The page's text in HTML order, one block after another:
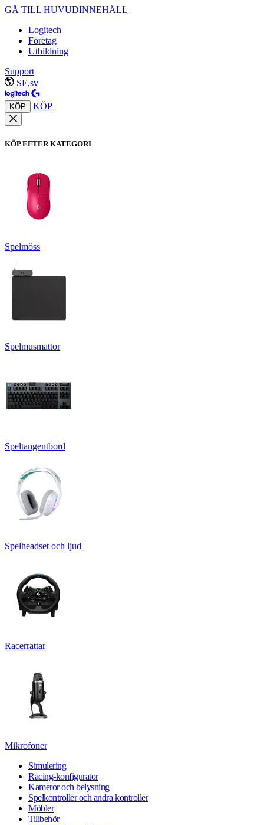
GÅ TILL HUVUDINNEHÅLL
Logitech
Företag
Utbildning
Support
SE,sv
KÖP KÖP
KÖP EFTER KATEGORI
Spelmöss
Spelmusmattor
Speltangentbord
Spelheadset och ljud
Racerrattar
Mikrofoner
Simulering
Racing-konfigurator
Kameror och belysning
Spelkontroller och andra kontroller
Möbler
Tillbehör